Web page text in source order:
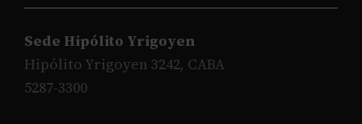
Sede Hipólito Yrigoyen
Hipólito Yrigoyen 3242, CABA
5287-3300